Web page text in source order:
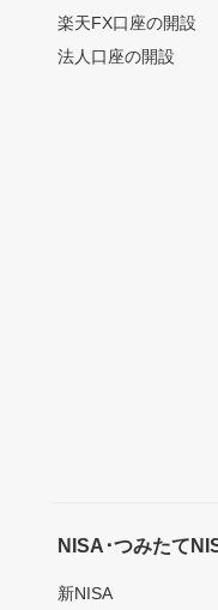
楽天FX口座の開設
法人口座の開設
NISA･つみたて
新NISA